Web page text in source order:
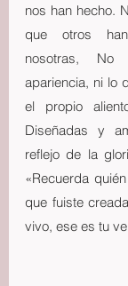
nos han hecho.
que otros
nosotras,
apariencia, ni lo
el propio
Diseñadas y
reflejo de la
«Recuerda
que fuiste
vivo, ese es tu